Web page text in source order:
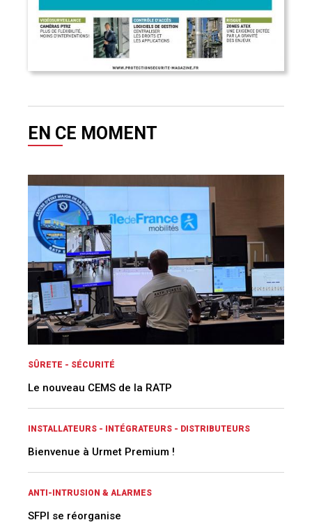
EN CE MOMENT
SÛRETE - SÉCURITÉ
Le nouveau CEMS de la RATP
INSTALLATEURS - INTÉGRATEURS - DISTRIBUTEURS
Bienvenue à Urmet Premium !
ANTI-INTRUSION & ALARMES
SFPI se réorganise